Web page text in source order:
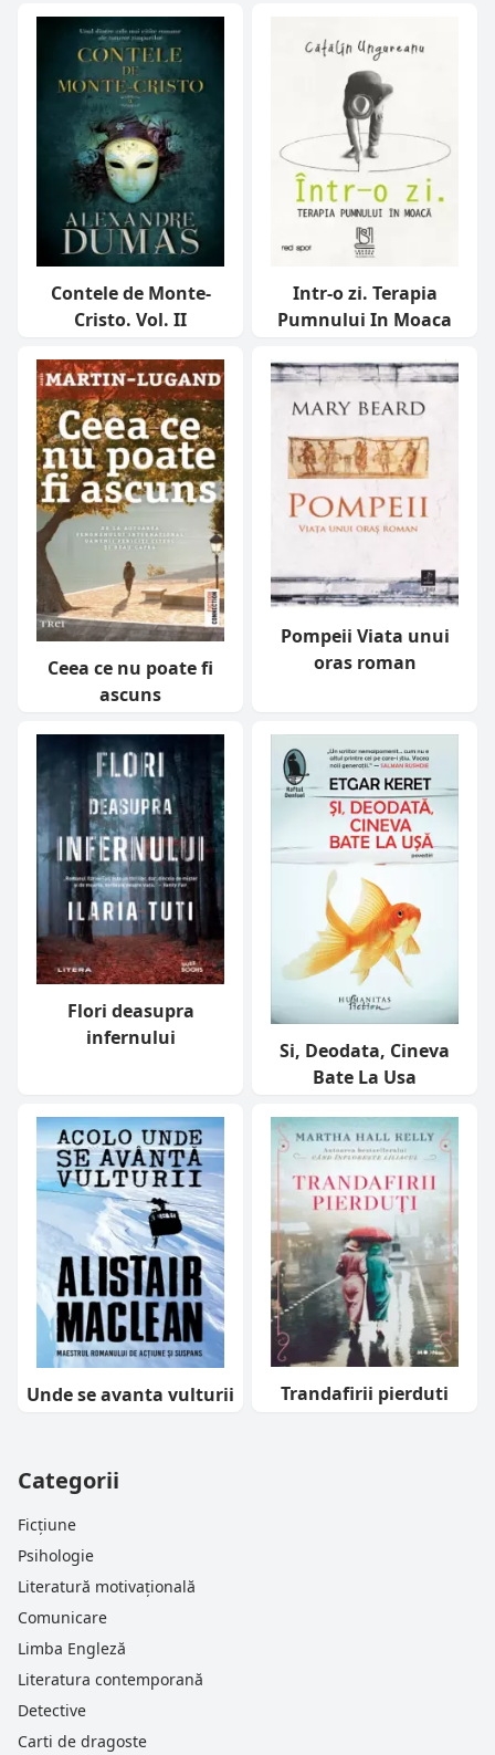
Contele de Monte-
Cristo. Vol. II
Intr-o zi. Terapia
Pumnului In Moaca
Ceea ce nu poate fi
ascuns
Pompeii Viata unui
oras roman
Flori deasupra
infernului
Si, Deodata, Cineva
Bate La Usa
Unde se avanta vulturii Trandafirii pierduti
Categorii
Ficțiune
Psihologie
Literatură motivațională
Comunicare
Limba Engleză
Literatura contemporană
Detective
Carti de dragoste